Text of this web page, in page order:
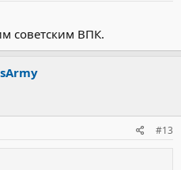
советским ВПК.
#13